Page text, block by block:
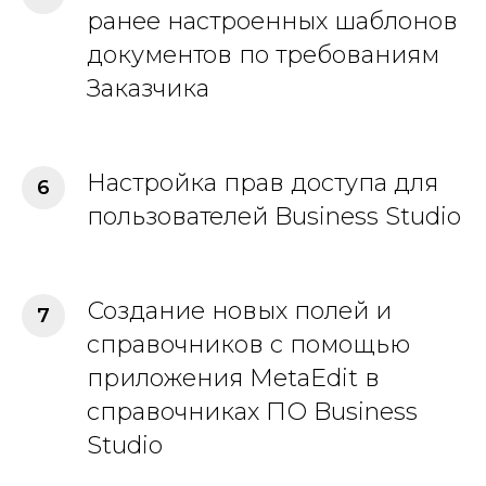
ранее настроенных шаблонов
документов по требованиям
Заказчика
Настройка прав доступа для
пользователей Business Studio
Создание новых полей и
справочников с помощью
приложения MetaEdit в
справочниках ПО Business
Studio